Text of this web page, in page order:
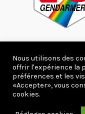
278066 Visites
Copyright 2020
Nous utilisons des
offrir l'expérience la
préférences et les
«Accepter», vous
cookies.